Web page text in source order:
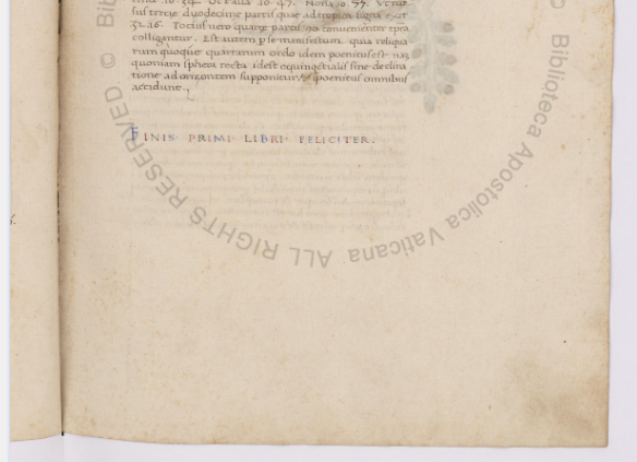
Conference
Arabic Works
Arabic Manuscripts
Latin Works
Latin Manuscripts
Latin Early Prints
beta
Resources